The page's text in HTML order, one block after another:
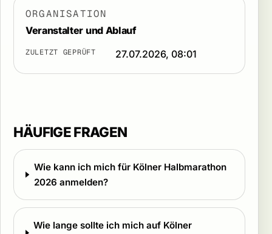
ORGANISATION
Veranstalter und Ablauf
ZULETZT GEPRÜFT 27.07.2026, 08:01
HÄUFIGE FRAGEN
Wie kann ich mich für Kölner Halbmarathon
2026 anmelden?
Wie lange sollte ich mich auf Kölner